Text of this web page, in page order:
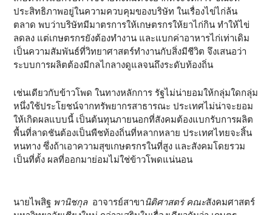
ประสิทธิภาพอยู่ในความควบคุมของบริษัท ในเรื่องไข่ไก่ล้น
ตลาด พบว่าบริษัทมีมาตรการให้เกษตรกรให้ยาไก่กิน ทำให้ไข่
ลดลง แต่เกษตรกรยังต้องทำงาน และแบกค่าอาหารไก่เท่าเดิม
เป็นความสัมพันธ์ที่วิทยาศาสตร์ทำงานกับสิ่งมีชีวิต จึงเสนอว่า
ระบบการผลิตต้องมีกลไกลางดูแลจนถึงระดับท้องถิ่น
เช่นเดียวกับข้าวโพด ในทางหลักการ รัฐไม่น่ายอมให้กลุ่มใดกลุ่ม
หนึ่งใช้ประโยชน์จากทรัพยากรสาธารณะ ประเทศไม่น่าจะยอม
ให้เกิดผลแบบนี้ เป็นต้นทุนภายนอกที่สังคมต้องแบกรับการผลิต
พื้นที่ลาดชันต้องเป็นพืชท้องถิ่นที่หลากหลาย ประเทศไทยจะสิ้น
หนทาง ซึ่งถ้าเอาความสุขเกษตรกรในที่สูง และสังคมโดยรวม
เป็นที่ตั้ง ผลที่ออกมาย่อมไม่ใช่ข้าวโพดแน่นอน
นายไพสิฐ พานิชกุล อาจารย์สาขานิติศาสตร์ คณะสังคมศาสตร์